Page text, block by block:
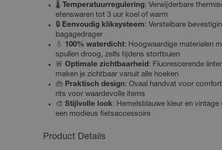
🌡️ Temperatuurregulering: Verwijderbare
etenswaren tot 3 uur koel of warm
🔒 Eenvoudig kliksysteem: Verstelbare
bagagedrager
💧 100% waterdicht: Hoogwaardige materialen
spullen droog, zelfs tijdens stortbuien
🚨 Optimale zichtbaarheid: Fluorescerende
maken je zichtbaar vanuit alle hoeken
👜 Praktisch design: Ovaal handvat voor
rits voor waardevolle items
🎨 Stijlvolle look: Hemelsblauwe kleur en
een modieus fietsaccessoire
Product Details